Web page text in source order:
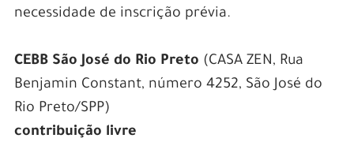
necessidade de inscrição prévia.
CEBB São José do Rio Preto (CASA ZEN, Rua
Benjamin Constant, número 4252, São José do
Rio Preto/SPP)
contribuição livre